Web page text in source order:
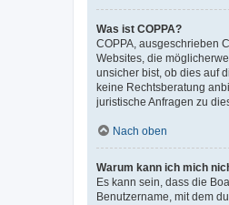
Was ist COPPA?
COPPA, ausgeschrieben
Websites, die
unsicher bist, ob dies auf
keine Rechtsberatung
juristische Anfragen zu
Nach oben
Warum kann ich mich
Es kann sein, dass die
Benutzername, mit dem